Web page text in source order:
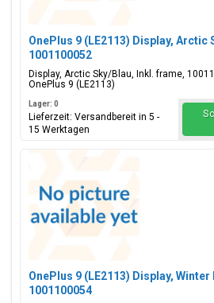
OnePlus 9 (LE2113) Display, Arctic
1001100052
Display, Arctic Sky/Blau, Inkl. frame,
OnePlus 9 (LE2113)
Lager: 0
Lieferzeit: Versandbereit in 5 -
15 Werktagen
OnePlus 9 (LE2113) Display,
1001100054